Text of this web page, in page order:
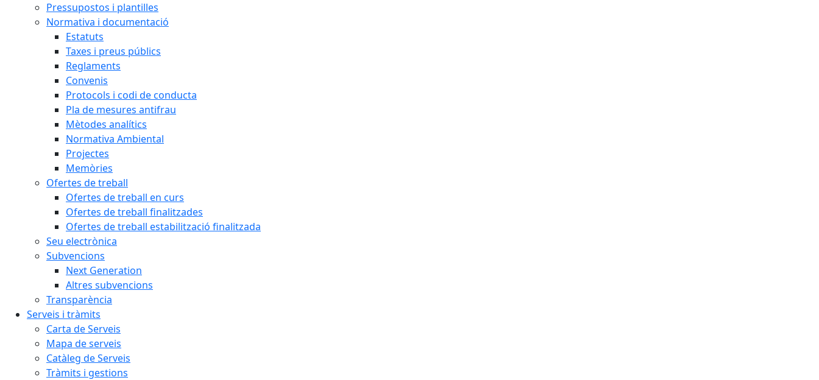
Pressupostos i plantilles
Normativa i documentació
Estatuts
Taxes i preus públics
Reglaments
Convenis
Protocols i codi de conducta
Pla de mesures antifrau
Mètodes analítics
Normativa Ambiental
Projectes
Memòries
Ofertes de treball
Ofertes de treball en curs
Ofertes de treball finalitzades
Ofertes de treball estabilització finalitzada
Seu electrònica
Subvencions
Next Generation
Altres subvencions
Transparència
Serveis i tràmits
Carta de Serveis
Mapa de serveis
Catàleg de Serveis
Tràmits i gestions